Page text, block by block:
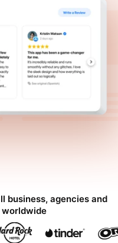
business, agencies and
worldwide